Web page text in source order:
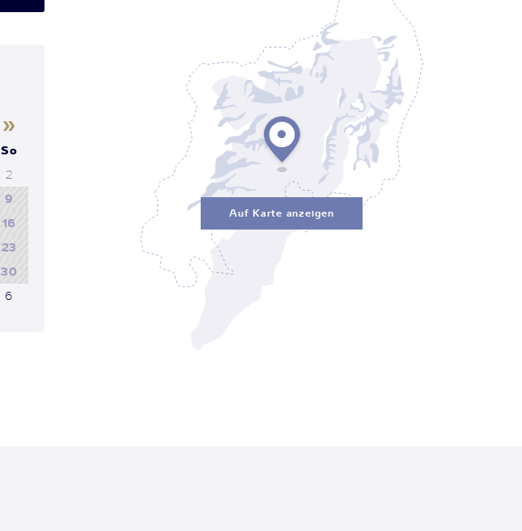
»
So
2
9
16
23
30
6
Auf Karte anzeigen